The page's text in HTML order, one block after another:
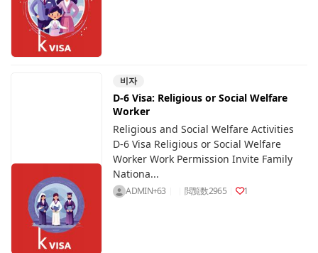
비자
D-6 Visa: Religious or Social Welfare
Worker
Religious and Social Welfare Activities
D-6 Visa Religious or Social Welfare
Worker Work Permission Invite Family
Nationa...
ADMIN+63 閲覧数2965 1